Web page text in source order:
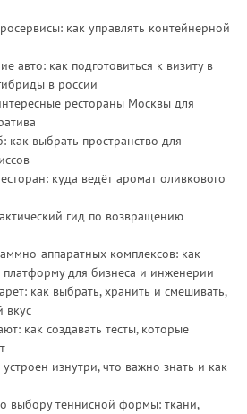
как управлять контейнерной
авто: как подготовиться к визиту в
в россии
рестораны Москвы для
как выбрать пространство для
куда ведёт аромат оливкового
гид по возвращению
аппаратных комплексов: как
платформу для бизнеса и инженерии
как выбрать, хранить и смешивать,
вкус
как создавать тесты, которые
изнутри, что важно знать и как
выбору теннисной формы: ткани,